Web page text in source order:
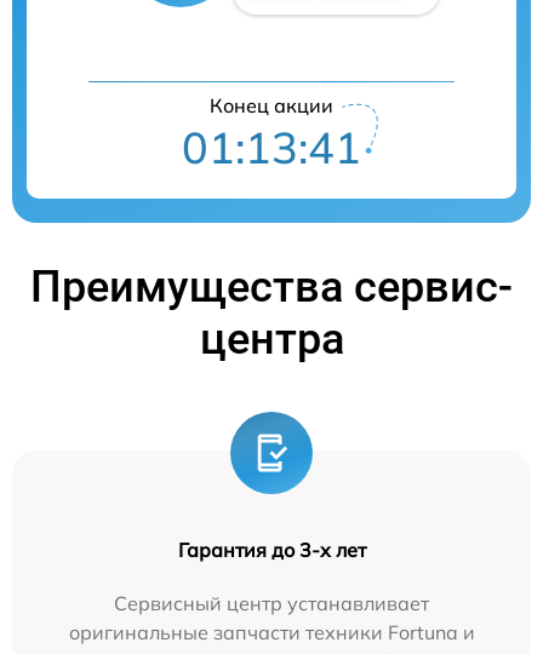
Конец акции
01:13:40
Преимущества сервис-
центра
Гарантия до 3-х лет
Сервисный центр устанавливает
оригинальные запчасти техники Fortuna и